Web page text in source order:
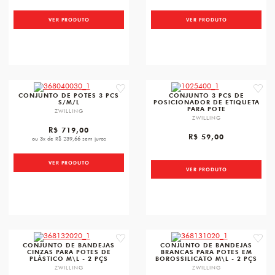
VER PRODUTO VER PRODUTO
favorite
CONJUNTO DE POTES 3 PCS
S/M/L
ZWILLING
R$ 719,00
ou 3x de R$ 239,66 sem juros
VER PRODUTO
CONJUNTO 3 PCS DE
POSICIONADOR DE ETIQUETA
PARA POTE
ZWILLING
R$ 59,00
VER PRODUTO
favorite
CONJUNTO DE BANDEJAS
CINZAS PARA POTES DE
PLÁSTICO M\L - 2 PÇS
ZWILLING
CONJUNTO DE BANDEJAS
BRANCAS PARA POTES EM
BOROSSILICATO M\L - 2 PÇS
ZWILLING